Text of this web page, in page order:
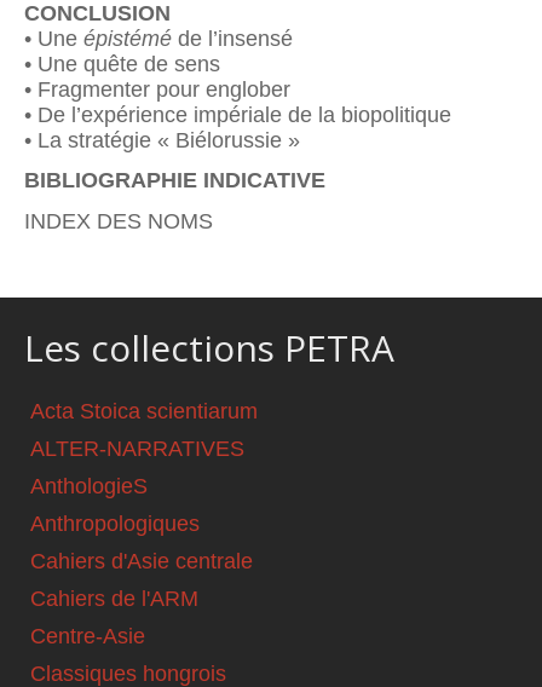
CONCLUSION
• Une épistémé de l’insensé
• Une quête de sens
• Fragmenter pour englober
• De l’expérience impériale de la biopolitique
• La stratégie « Biélorussie »
BIBLIOGRAPHIE INDICATIVE
INDEX DES NOMS
Les collections PETRA
Acta Stoica scientiarum
ALTER-NARRATIVES
AnthologieS
Anthropologiques
Cahiers d'Asie centrale
Cahiers de l'ARM
Centre-Asie
Classiques hongrois